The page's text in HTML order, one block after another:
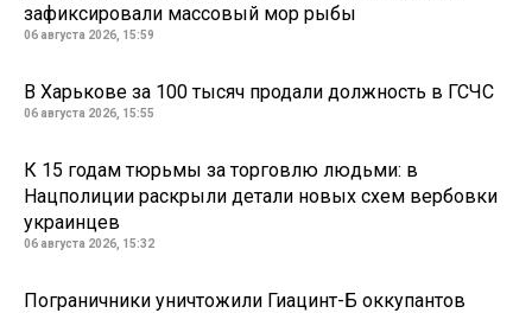
зафиксировали массовый мор рыбы
06 августа 2026, 15:59
В Харькове за 100 тысяч продали должность в ГСЧС
06 августа 2026, 15:55
К 15 годам тюрьмы за торговлю людьми: в
Нацполиции раскрыли детали новых схем вербовки
украинцев
06 августа 2026, 15:32
Пограничники уничтожили Гиацинт-Б оккупантов